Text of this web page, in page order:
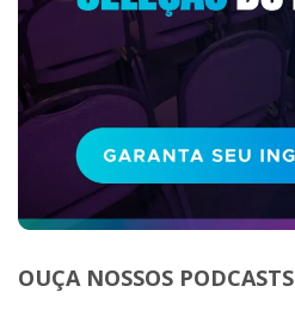
OUÇA NOSSOS PODCASTS